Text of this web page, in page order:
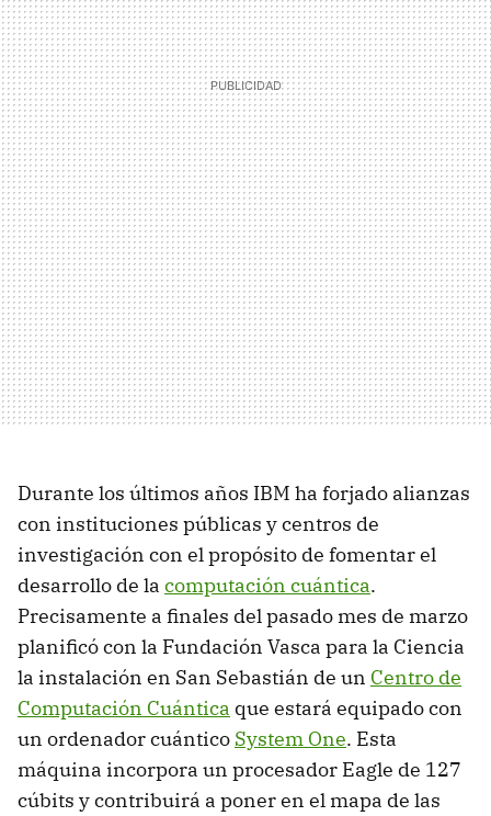
Durante los últimos años IBM ha forjado alianzas
con instituciones públicas y centros de
investigación con el propósito de fomentar el
desarrollo de la computación cuántica.
Precisamente a finales del pasado mes de marzo
planificó con la Fundación Vasca para la Ciencia
la instalación en San Sebastián de un Centro de
Computación Cuántica que estará equipado con
un ordenador cuántico System One. Esta
máquina incorpora un procesador Eagle de 127
cúbits y contribuirá a poner en el mapa de las